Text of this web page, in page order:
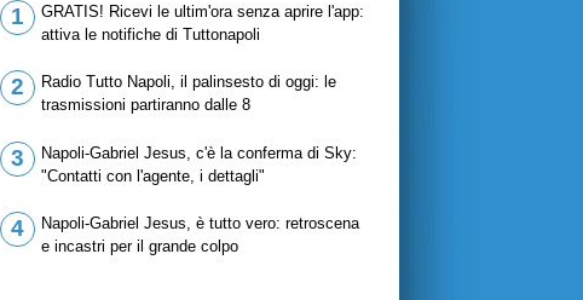
1
GRATIS! Ricevi le ultim'ora senza aprire l'app:
attiva le notifiche di Tuttonapoli
2
Radio Tutto Napoli, il palinsesto di oggi: le
trasmissioni partiranno dalle 8
3
Napoli-Gabriel Jesus, c'è la conferma di Sky:
"Contatti con l'agente, i dettagli"
4
Napoli-Gabriel Jesus, è tutto vero: retroscena
e incastri per il grande colpo